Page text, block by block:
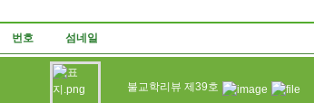
번호 섬네일
불교학리뷰 제39호